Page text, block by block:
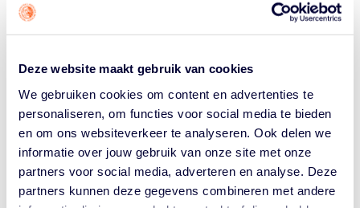
Deze website maakt gebruik van cookies
We gebruiken cookies om content en advertenties te
personaliseren, om functies voor social media te bieden
en om ons websiteverkeer te analyseren. Ook delen we
informatie over jouw gebruik van onze site met onze
partners voor social media, adverteren en analyse. Deze
partners kunnen deze gegevens combineren met andere
VU20
Portugal voor een oefentoernooi. Daar zetten de meiden
de B-divisie te beginnen. Doel daar is volgens coach
Molly McDowell simpel: promoveren. “Natuurlijk...